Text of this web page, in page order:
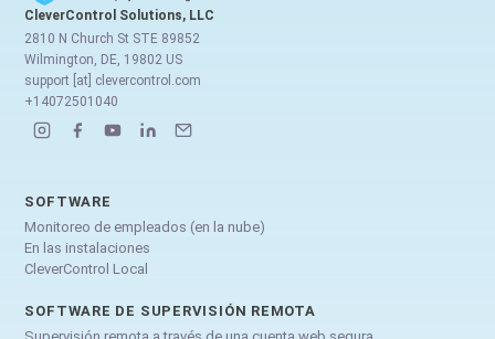
CleverControl Solutions, LLC
2810 N Church St STE 89852
Wilmington, DE, 19802 US
support [at] clevercontrol.com
+14072501040
SOFTWARE
Monitoreo de empleados (en la nube)
En las instalaciones
CleverControl Local
SOFTWARE DE SUPERVISIÓN REMOTA